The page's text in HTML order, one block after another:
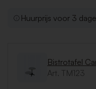
Huurprijs voor 3
Bistrotafel
Art. TM123